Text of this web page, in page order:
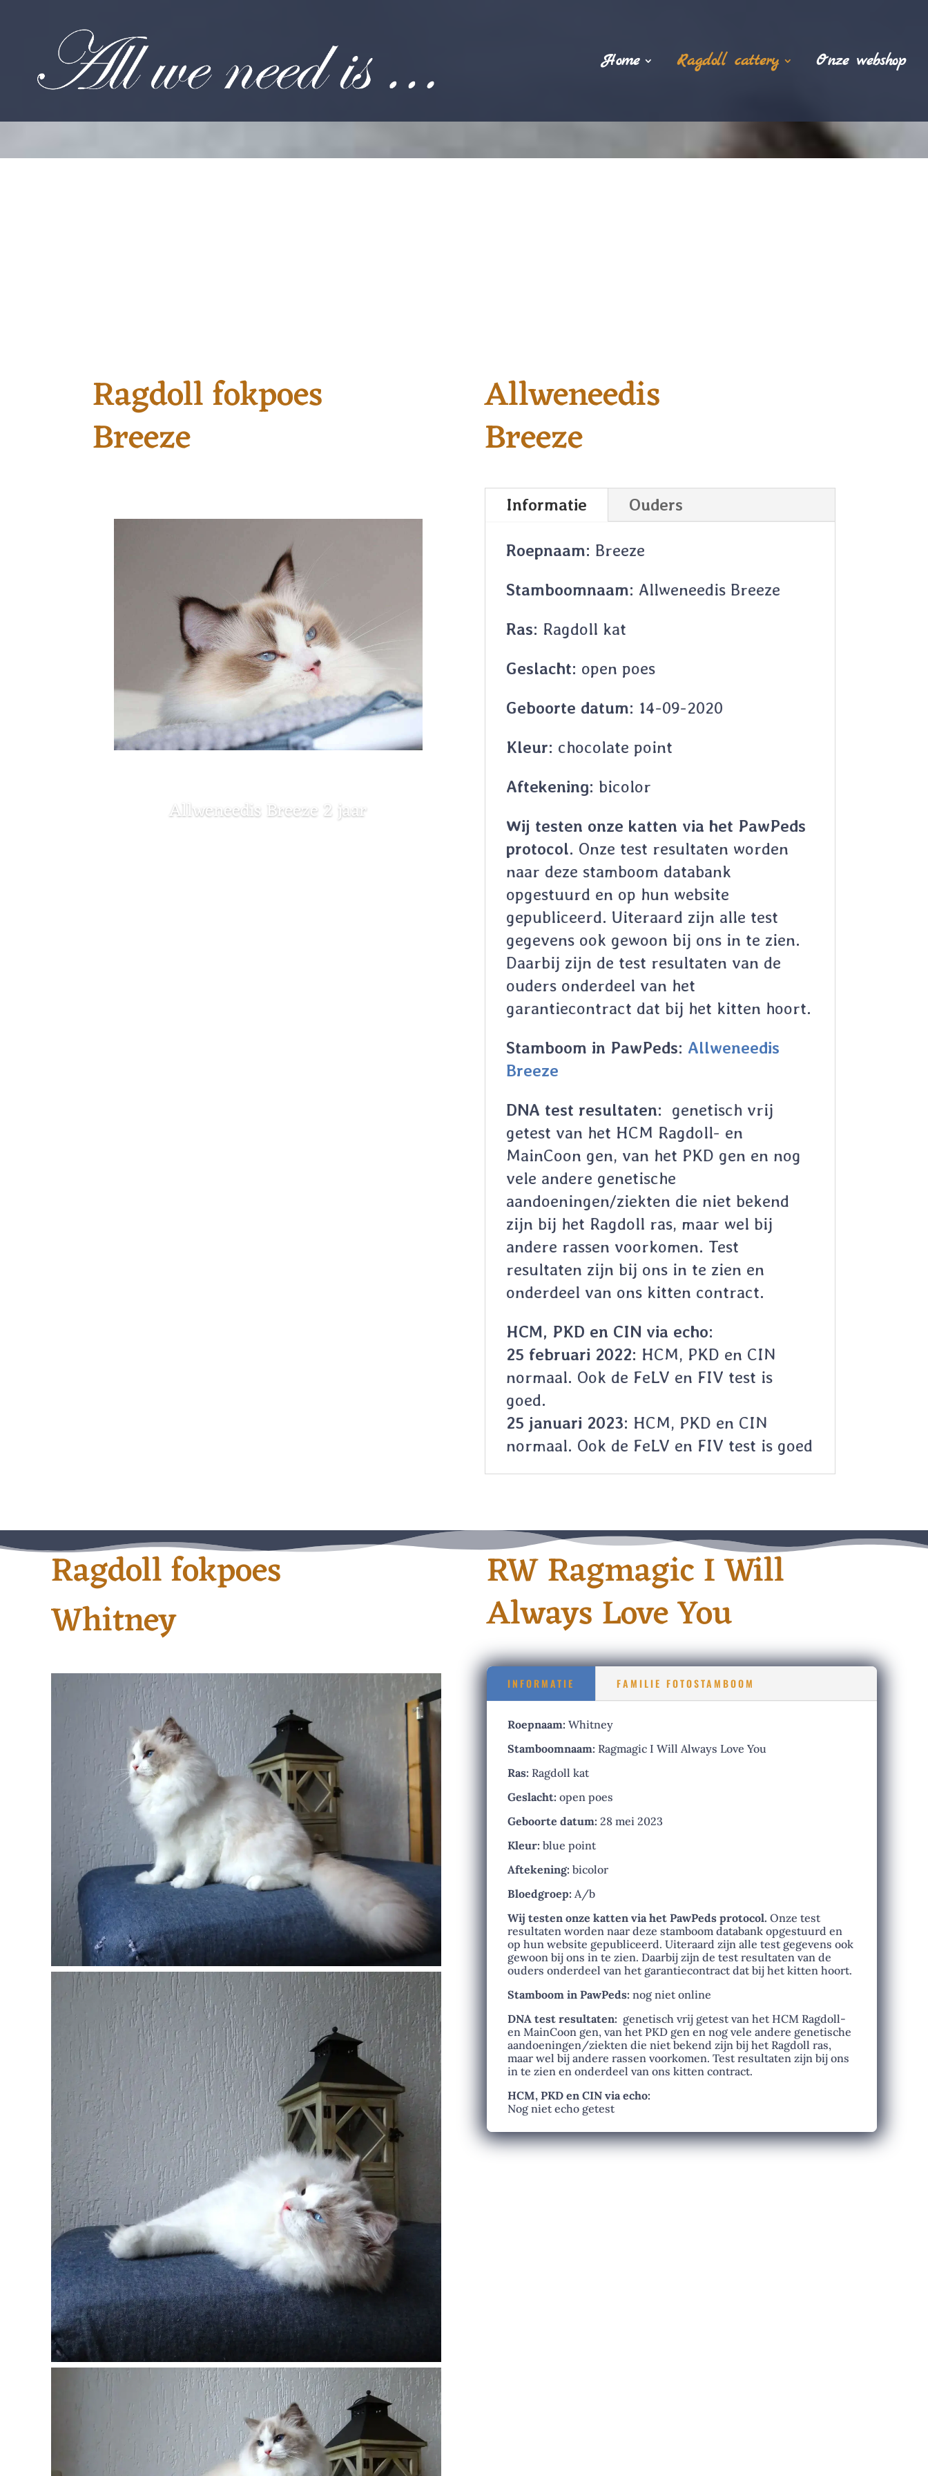
Home Ragdoll cattery Onze webshop
Ragdoll fokpoes
Breeze
Allweneedis Breeze 2 jaar
Allweneedis
Breeze
Informatie Ouders
Roepnaam: Breeze
Stamboomnaam: Allweneedis Breeze
Ras: Ragdoll kat
Geslacht: open poes
Geboorte datum: 14-09-2020
Kleur: chocolate point
Aftekening: bicolor
Wij testen onze katten via het PawPeds
protocol. Onze test resultaten worden
naar deze stamboom databank
opgestuurd en op hun website
gepubliceerd. Uiteraard zijn alle test
gegevens ook gewoon bij ons in te zien.
Daarbij zijn de test resultaten van de
ouders onderdeel van het
garantiecontract dat bij het kitten hoort.
Stamboom in PawPeds: Allweneedis
Breeze
DNA test resultaten: genetisch vrij
getest van het HCM Ragdoll- en
MainCoon gen, van het PKD gen en nog
vele andere genetische
aandoeningen/ziekten die niet bekend
zijn bij het Ragdoll ras, maar wel bij
andere rassen voorkomen. Test
resultaten zijn bij ons in te zien en
onderdeel van ons kitten contract.
HCM, PKD en CIN via echo:
25 februari 2022: HCM, PKD en CIN
normaal. Ook de FeLV en FIV test is
goed.
25 januari 2023: HCM, PKD en CIN
normaal. Ook de FeLV en FIV test is goed
Ragdoll fokpoes
Whitney
RW Ragmagic I Will
Always Love You
INFORMATIE FAMILIE FOTOSTAMBOOM
Roepnaam: Whitney
Stamboomnaam: Ragmagic I Will Always Love You
Ras: Ragdoll kat
Geslacht: open poes
Geboorte datum: 28 mei 2023
Kleur: blue point
Aftekening: bicolor
Bloedgroep: A/b
Wij testen onze katten via het PawPeds protocol. Onze test
resultaten worden naar deze stamboom databank opgestuurd en
op hun website gepubliceerd. Uiteraard zijn alle test gegevens ook
gewoon bij ons in te zien. Daarbij zijn de test resultaten van de
ouders onderdeel van het garantiecontract dat bij het kitten hoort.
Stamboom in PawPeds: nog niet online
DNA test resultaten: genetisch vrij getest van het HCM Ragdoll-
en MainCoon gen, van het PKD gen en nog vele andere genetische
aandoeningen/ziekten die niet bekend zijn bij het Ragdoll ras,
maar wel bij andere rassen voorkomen. Test resultaten zijn bij ons
in te zien en onderdeel van ons kitten contract.
HCM, PKD en CIN via echo:
Nog niet echo getest